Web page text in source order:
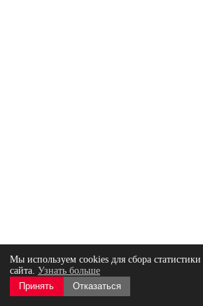
Мы используем cookies для сбора
сайта. Узнать больше
Принять
Отказаться